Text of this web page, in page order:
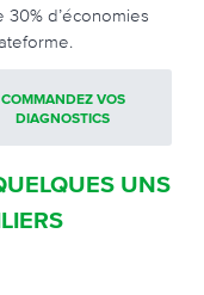
30% d’économies
COMMANDEZ VOS
DIAGNOSTICS
UNS